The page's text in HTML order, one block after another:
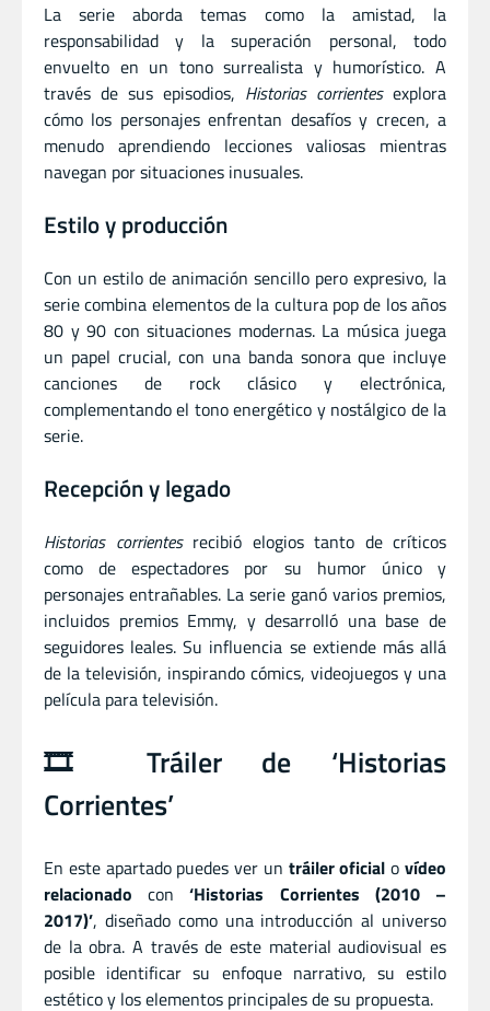
La serie aborda temas como la amistad, la
responsabilidad y la superación personal, todo
envuelto en un tono surrealista y humorístico. A
través de sus episodios, Historias corrientesexplora
cómo los personajes enfrentan desafíos y crecen, a
menudo aprendiendo lecciones valiosas mientras
navegan por situaciones inusuales.
Estilo y producción
Con un estilo de animación sencillo pero expresivo, la
serie combina elementos de la cultura pop de los años
80 y 90 con situaciones modernas. La música juega
un papel crucial, con una banda sonora que incluye
canciones de rock clásico y electrónica,
complementando el tono energético y nostálgico de la
serie.
Recepción y legado
Historias corrientesrecibió elogios tanto de críticos
como de espectadores por su humor único y
personajes entrañables. La serie ganó varios premios,
incluidos premios Emmy, y desarrolló una base de
seguidores leales. Su influencia se extiende más allá
de la televisión, inspirando cómics, videojuegos y una
película para televisión.
🎞️ Tráiler de ‘Historias
Corrientes’
En este apartado puedes ver un tráiler oficial ovídeo
relacionado con‘Historias Corrientes (2010 –
2017)’, diseñado como una introducción al universo
de la obra. A través de este material audiovisual es
posible identificar su enfoque narrativo, su estilo
estético y los elementos principales de su propuesta.